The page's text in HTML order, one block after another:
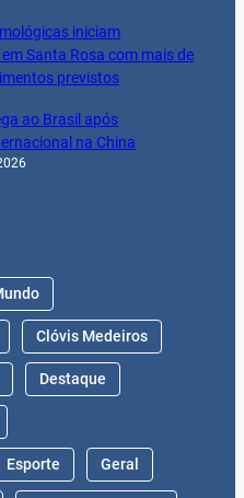
iniciam
Santa Rosa com mais de
previstos
ao Brasil após
na China
Clóvis Medeiros
Destaque
Esporte Geral